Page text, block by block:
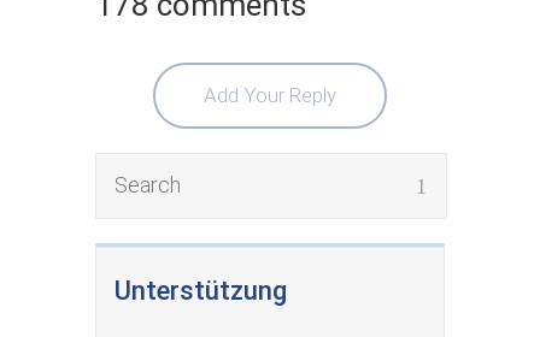
Unterstützung
Add Your Reply